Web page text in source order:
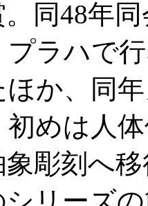
同48年
プラハで
ほか、同
めは人
彫刻へ